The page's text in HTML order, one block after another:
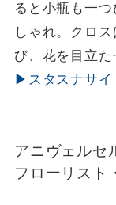
ると小瓶も一
しゃれ。クロ
び、花を目立た
▶スタスナサイ
アニヴェルセ
フローリスト